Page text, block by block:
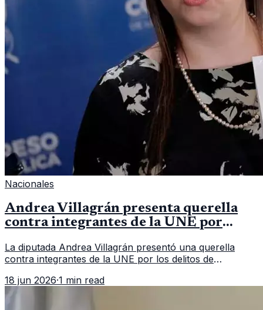
Nacionales
Andrea Villagrán presenta querella
contra integrantes de la UNE por
La diputada Andrea Villagrán presentó una querella
contra integrantes de la UNE por los delitos de
18 jun 2026·1 min read